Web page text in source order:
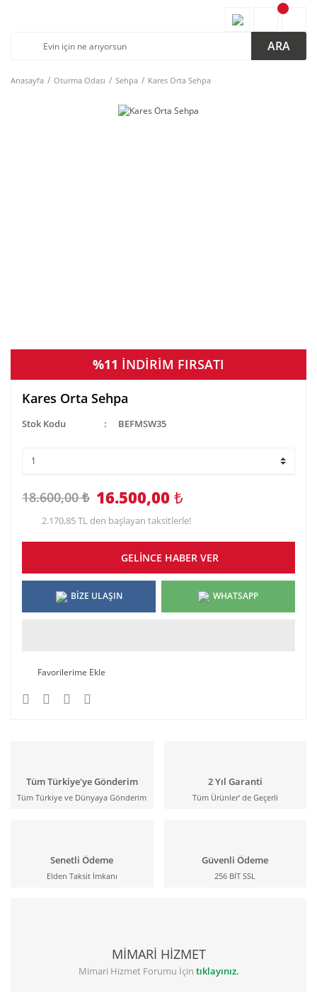
ARA
Anasayfa Oturma Odası Sehpa Kares Orta Sehpa
%11 İNDİRİM FIRSATI
Kares Orta Sehpa
Stok Kodu BEFMSW35
18.600,00 ₺ 16.500,00 ₺
2.170,85 TL den başlayan taksitlerle!
GELİNCE HABER VER
BİZE ULAŞIN WHATSAPP
Tüm Türkiye'ye Gönderim
Tüm Türkiye ve Dünyaya Gönderim
2 Yıl Garanti
Tüm Ürünler' de Geçerli
Senetli Ödeme
Elden Taksit İmkanı
Güvenli Ödeme
256 BİT SSL
MİMARİ HİZMET
Mimari Hizmet Forumu İçin tıklayınız.